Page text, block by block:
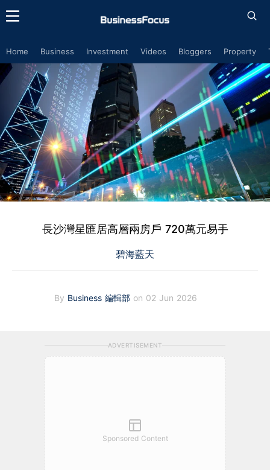
Home Business Investment Videos Bloggers Property
長沙灣星匯居高層兩房戶 720萬元易手
碧海藍天
By Business 編輯部 on 02 Jun 2026
ADVERTISEMENT
Sponsored Content